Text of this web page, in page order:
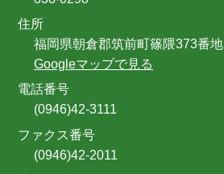
住所
福岡県朝倉郡筑前町篠隈373番地
Googleマップで見る
電話番号
(0946)42-3111
ファクス番号
(0946)42-2011